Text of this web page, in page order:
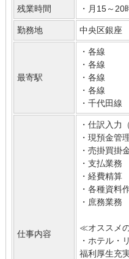
残業時間 ・月15～20
勤務地 中央区銀座
最寄駅
・各線
・各線
・各線
・各線
・千代田
仕事内容
・仕訳入力
・現預金管
・売掛買掛
・支払業務
・経費精算
・各種資料
・庶務業務
≪オススメ
・ホテル・
福利厚生充